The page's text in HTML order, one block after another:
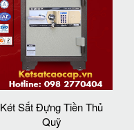
Két Sắt Đựng Tiền Thủ
Quỹ